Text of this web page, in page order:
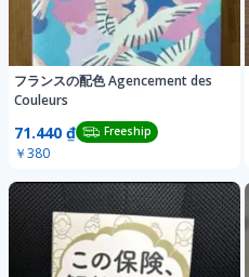
フランスの配色 Agencement des
Couleurs
71.440 ₫ Freeship
￥380